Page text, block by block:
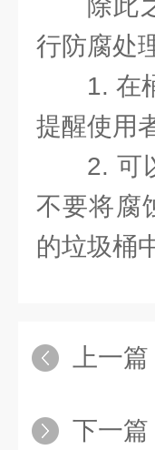
除此
行防腐处
1. 在
提醒使用
2. 可
不要将腐
的垃圾桶
上一篇
下一篇